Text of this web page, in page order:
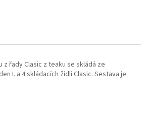
z řady Clasic z teaku se skládá ze
I. a 4 skládacích židlí Clasic. Sestava je